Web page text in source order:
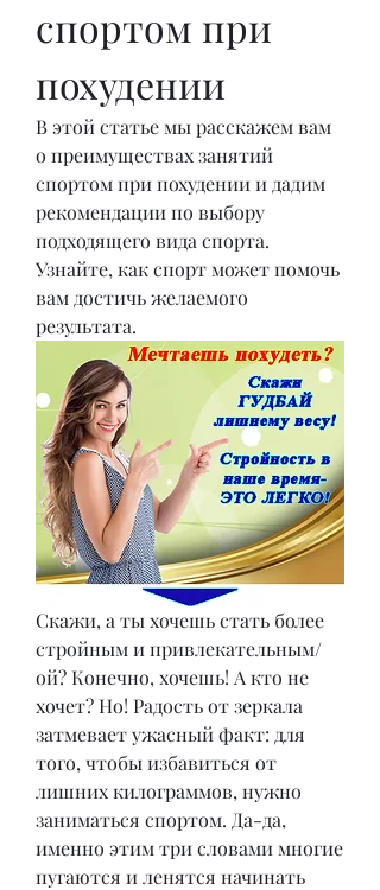
спортом при
похудении
В этой статье мы расскажем вам
о преимуществах занятий
спортом при похудении и дадим
рекомендации по выбору
подходящего вида спорта.
Узнайте, как спорт может помочь
вам достичь желаемого
результата.
Скажи, а ты хочешь стать более
стройным и привлекательным/
ой? Конечно, хочешь! А кто не
хочет? Но! Радость от зеркала
затмевает ужасный факт: для
того, чтобы избавиться от
лишних килограммов, нужно
заниматься спортом. Да-да,
именно этим три словами многие
пугаются и ленятся начинать